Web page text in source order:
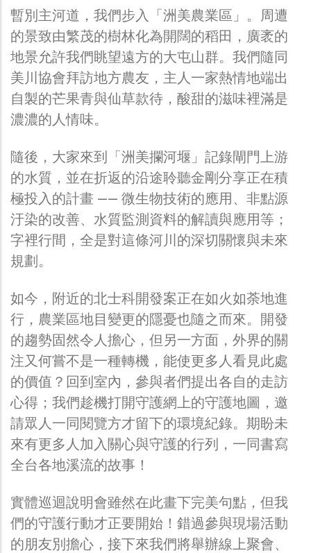
暫別主河道，我們步入「洲美農業區」。周遭
的景致由繁茂的樹林化為開闊的稻田，廣袤的
地景允許我們眺望遠方的大屯山群。我們隨同
美川協會拜訪地方農友，主人一家熱情地端出
自製的芒果青與仙草款待，酸甜的滋味裡滿是
濃濃的人情味。
隨後，大家來到「洲美攔河堰」記錄閘門上游
的水質，並在折返的沿途聆聽金剛分享正在積
極投入的計畫 —— 微生物技術的應用、非點源
汙染的改善、水質監測資料的解讀與應用等；
字裡行間，全是對這條河川的深切關懷與未來
規劃。
如今，附近的北士科開發案正在如火如荼地進
行，農業區地目變更的隱憂也隨之而來。開發
的趨勢固然令人擔心，但另一方面，外界的關
注又何嘗不是一種轉機，能使更多人看見此處
的價值？回到室內，參與者們提出各自的走訪
心得；我們趁機打開守護網上的守護地圖，邀
請眾人一同閱覽方才留下的環境紀錄。期盼未
來有更多人加入關心與守護的行列，一同書寫
全台各地溪流的故事！
實體巡迴說明會雖然在此畫下完美句點，但我
們的守護行動才正要開始！錯過參與現場活動
的朋友別擔心，接下來我們將舉辦線上聚會、